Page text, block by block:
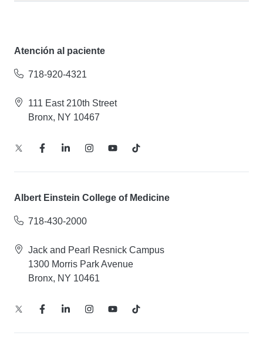
Atención al paciente
718-920-4321
111 East 210th Street
Bronx, NY 10467
Albert Einstein College of Medicine
718-430-2000
Jack and Pearl Resnick Campus
1300 Morris Park Avenue
Bronx, NY 10461